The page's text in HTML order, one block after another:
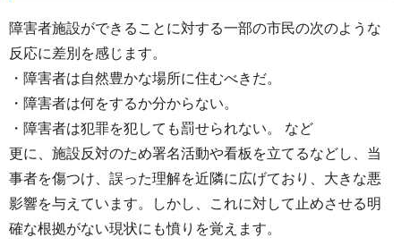
障害者施設ができることに対する一部の市民の次のような
反応に差別を感じます。
・障害者は自然豊かな場所に住むべきだ。
・障害者は何をするか分からない。
・障害者は犯罪を犯しても罰せられない。 など
更に、施設反対のため署名活動や看板を立てるなどし、当
事者を傷つけ、誤った理解を近隣に広げており、大きな悪
影響を与えています。しかし、これに対して止めさせる明
確な根拠がない現状にも憤りを覚えます。